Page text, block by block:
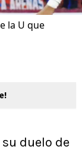
la U que
duelo de